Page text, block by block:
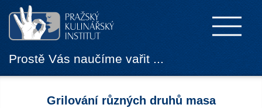
Prostě Vás naučíme vařit ...
Grilování různých druhů masa